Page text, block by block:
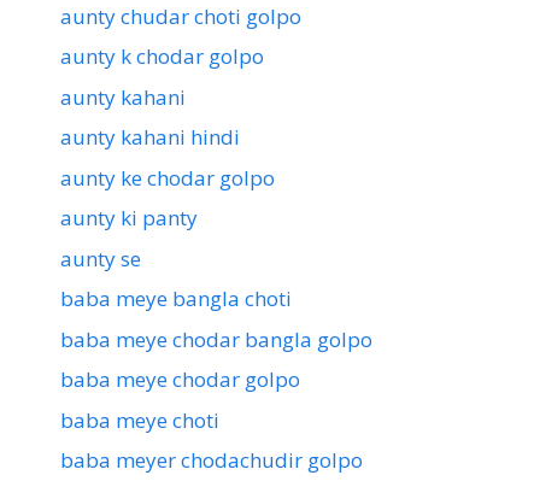
aunty chudar choti golpo
aunty k chodar golpo
aunty kahani
aunty kahani hindi
aunty ke chodar golpo
aunty ki panty
aunty se
baba meye bangla choti
baba meye chodar bangla golpo
baba meye chodar golpo
baba meye choti
baba meyer chodachudir golpo